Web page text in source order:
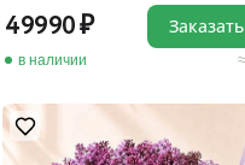
49990
в наличии
Заказать